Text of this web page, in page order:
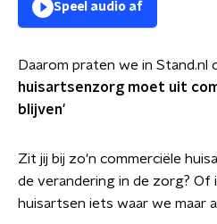
Speel audio af
Daarom praten we in Stand.nl
huisartsenzorg moet uit
blijven'
Zit jij bij zo'n commerciële
de verandering in de zorg?
huisartsen iets waar we maar